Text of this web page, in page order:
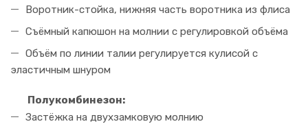
Воротник-стойка, нижняя часть воротника из флиса
Съёмный капюшон на молнии с регулировкой объёма
Объём по линии талии регулируется кулисой с
эластичным шнуром
Полукомбинезон:
Застёжка на двухзамковую молнию